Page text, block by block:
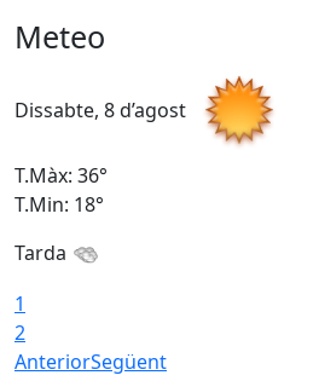
Meteo
Dissabte, 8 d’agost
T.Màx: 36°
T.Min: 18°
Tarda
1
2
AnteriorSegüent